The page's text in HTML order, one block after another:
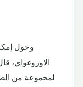
وحول
الاوروغواي،
لمجموعة من